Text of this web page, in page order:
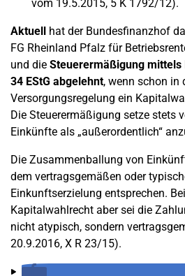
vom 19.5.2015, 5 K 1792/12).
Aktuell hat der Bundesfinanzhof
FG Rheinland Pfalz für
und die Steuerermäßigung
34 EStG abgelehnt, wenn schon in
Versorgungsregelung ein
Die Steuerermäßigung setze stets
Einkünfte als „außerordentlich“
Die Zusammenballung von
dem vertragsgemäßen oder
Einkunftserzielung entsprechen.
Kapitalwahlrecht aber sei die
nicht atypisch, sondern
20.9.2016, X R 23/15).